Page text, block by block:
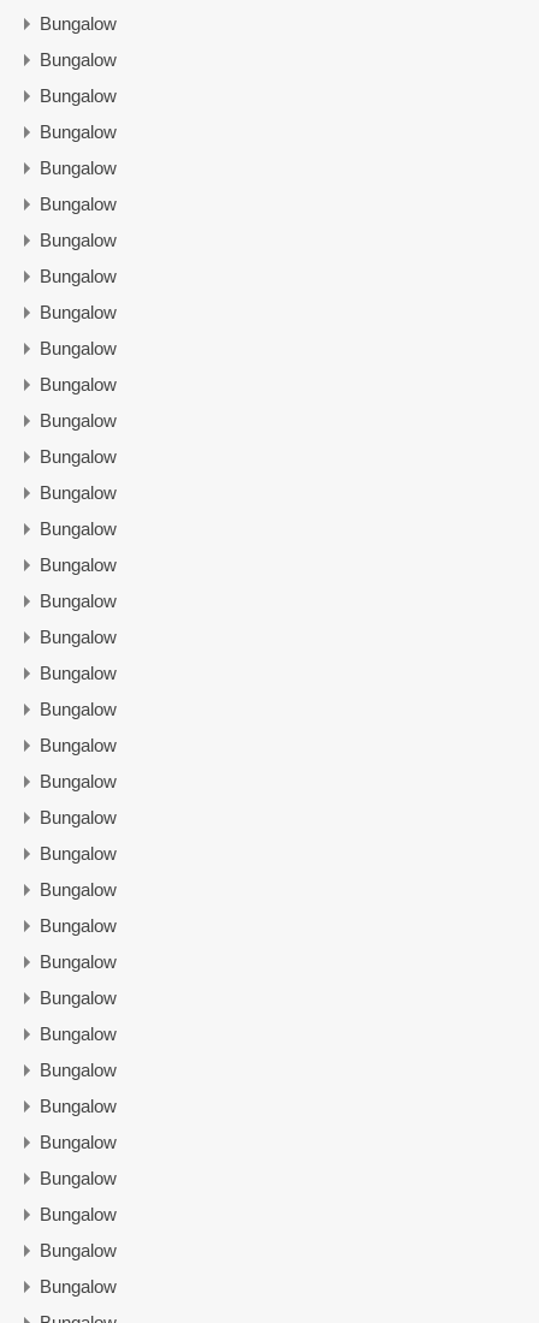
Bungalow
Bungalow
Bungalow
Bungalow
Bungalow
Bungalow
Bungalow
Bungalow
Bungalow
Bungalow
Bungalow
Bungalow
Bungalow
Bungalow
Bungalow
Bungalow
Bungalow
Bungalow
Bungalow
Bungalow
Bungalow
Bungalow
Bungalow
Bungalow
Bungalow
Bungalow
Bungalow
Bungalow
Bungalow
Bungalow
Bungalow
Bungalow
Bungalow
Bungalow
Bungalow
Bungalow